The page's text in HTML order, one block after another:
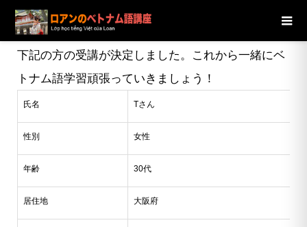
ブログ
ました
下記の方の受講が決定しました。これから一緒にベ
トナム語学習頑張っていきましょう！
氏名 Tさん
性別 女性
年齢 30代
居住地 大阪府